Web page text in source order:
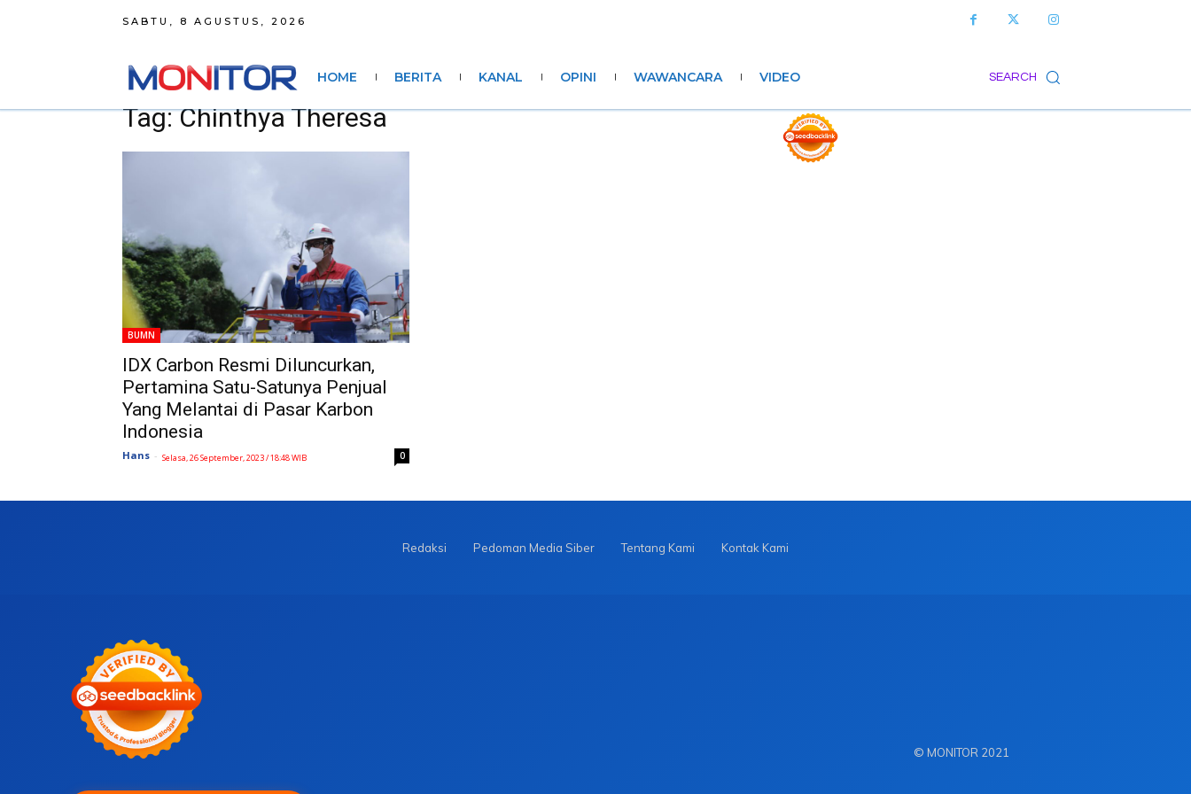
SABTU, 8 AGUSTUS, 2026
SEARCH
HOME BERITA KANAL OPINI WAWANCARA VIDEO
Tag: Chinthya Theresa
BUMN
IDX Carbon Resmi Diluncurkan,
Pertamina Satu-Satunya Penjual
Yang Melantai di Pasar Karbon
Indonesia
Hans - Selasa, 26 September, 2023 / 18:48 WIB 0
Redaksi Pedoman Media Siber Tentang Kami Kontak Kami
© MONITOR 2021